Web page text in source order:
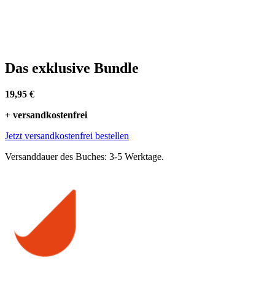
Das exklusive Bundle
19,95 €
+ versandkostenfrei
Jetzt versandkostenfrei bestellen
Versanddauer des Buches: 3-5 Werktage.